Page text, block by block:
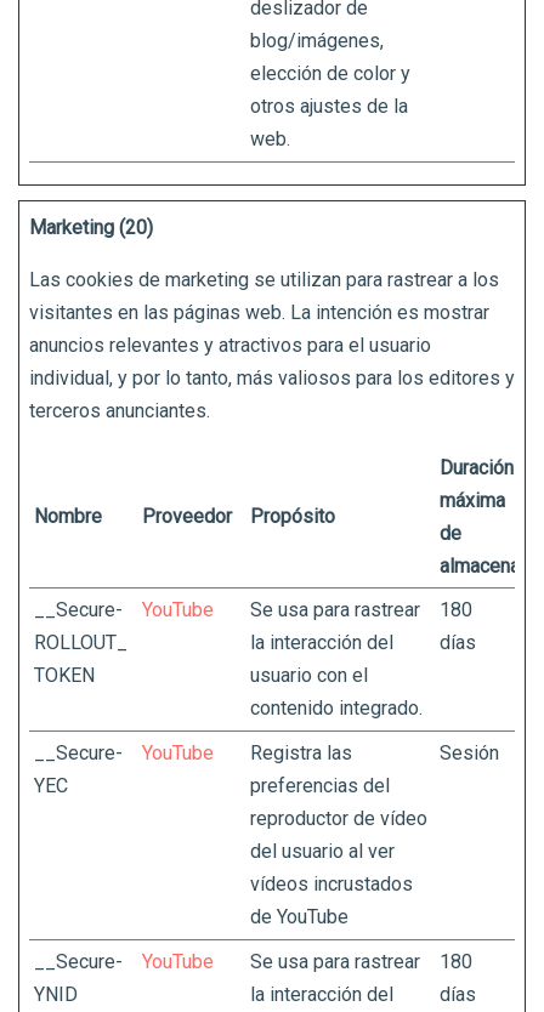
deslizador de
blog/imágenes,
elección de color y
otros ajustes de la
web.
Marketing (20)
Las cookies de marketing se utilizan para rastrear a los
visitantes en las páginas web. La intención es mostrar
anuncios relevantes y atractivos para el usuario
individual, y por lo tanto, más valiosos para los editores y
terceros anunciantes.
Nombre Proveedor Propósito
Duración
máxima
de
__Secure-
ROLLOUT_
TOKEN
YouTube
Se usa para rastrear
la interacción del
usuario con el
contenido integrado.
180
días
__Secure-
YEC
YouTube
Registra las
preferencias del
reproductor de vídeo
del usuario al ver
vídeos incrustados
de YouTube
Sesión
__Secure-
YNID
YouTube
Se usa para rastrear
la interacción del
180
días